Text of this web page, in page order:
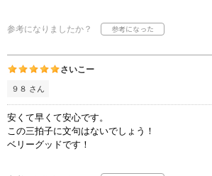
参考になりましたか？
さいこー
９８ さん
安くて早くて安心です。
この三拍子に文句はないでしょう！
ベリーグッドです！